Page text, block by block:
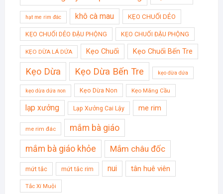
hạt me rim đác khô cà mau KẸO CHUỐI DẺO
KẸO CHUỐI DẺO ĐẬU PHỘNG KẸO CHUỐI ĐẬU PHỘNG
KẸO DỪA LÁ DỨA Kẹo Chuối Kẹo Chuối Bến Tre
Kẹo Dừa Kẹo Dừa Bến Tre kẹo dừa dứa
kẹo dừa dứa non Kẹo Dừa Non Kẹo Mãng Cầu
lạp xưởng Lạp Xưởng Cai Lậy me rim
me rim đác mắm bà giáo
mắm bà giáo khỏe Mắm châu đốc
mứt tắc mứt tắc rim nui tân huê viên
Tắc Xí Muội